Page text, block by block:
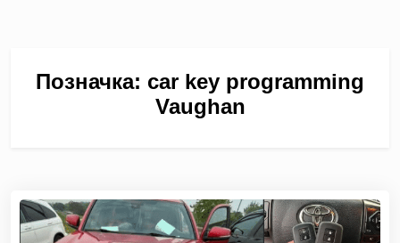
Позначка: car key programming
Vaughan